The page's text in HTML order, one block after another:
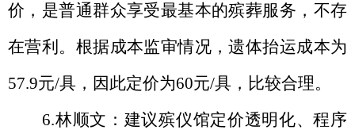
价，是普通群众享受最基本的殡葬服务，不存
在营利。 根据成本监审情况，遗体抬运成本为
57.9元/具，因此定价为60元/具，比较合理。
6.林顺文：建议殡仪馆定价透明化、程序